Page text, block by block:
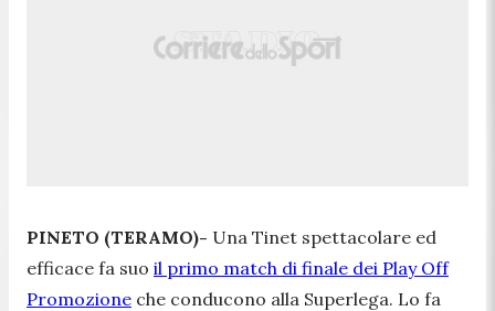
PINETO (TERAMO)- Una Tinet spettacolare ed
efficace fa suo il primo match di finale dei Play Off
Promozione che conducono alla Superlega. Lo fa